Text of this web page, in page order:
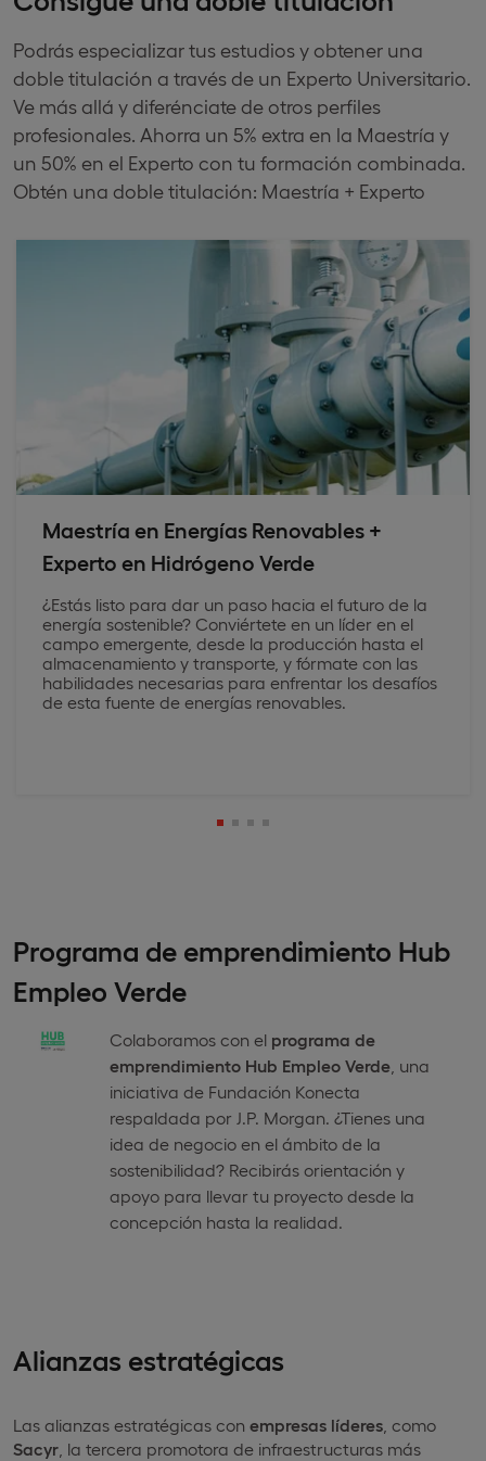
Podrás especializar tus estudios y obtener una
doble titulación a través de un Experto Universitario.
Ve más allá y diferénciate de otros perfiles
profesionales. Ahorra un 5% extra en la Maestría y
un 50% en el Experto con tu formación combinada.
Obtén una doble titulación: Maestría + Experto
Maestría en Energías Renovables +
Experto en Hidrógeno Verde
¿Estás listo para dar un paso hacia el futuro de la
energía sostenible? Conviértete en un líder en el
campo emergente, desde la producción hasta el
almacenamiento y transporte, y fórmate con las
habilidades necesarias para enfrentar los desafíos
de esta fuente de energías renovables.
Programa de emprendimiento Hub
Empleo Verde
Colaboramos con el programa de
emprendimiento Hub Empleo Verde , una
iniciativa de Fundación Konecta
respaldada por J.P. Morgan. ¿Tienes una
idea de negocio en el ámbito de la
sostenibilidad? Recibirás orientación y
apoyo para llevar tu proyecto desde la
concepción hasta la realidad.
Alianzas estratégicas
Las alianzas estratégicas con empresas líderes , como
Sacyr , la tercera promotora de infraestructuras más